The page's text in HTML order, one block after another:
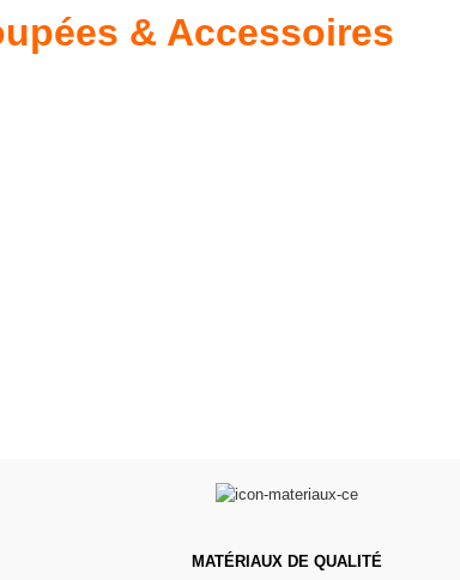
& Accessoires
MATÉRIAUX DE QUALITÉ